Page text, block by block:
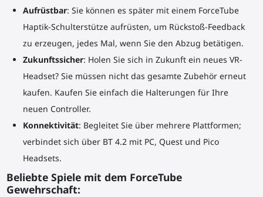
Aufrüstbar: Sie können es später mit einem ForceTube
Haptik-Schulterstütze aufrüsten, um Rückstoß-Feedback
zu erzeugen, jedes Mal, wenn Sie den Abzug betätigen.
Zukunftssicher: Holen Sie sich in Zukunft ein neues VR-
Headset? Sie müssen nicht das gesamte Zubehör erneut
kaufen. Kaufen Sie einfach die Halterungen für Ihre
neuen Controller.
Konnektivität: Begleitet Sie über mehrere Plattformen;
verbindet sich über BT 4.2 mit PC, Quest und Pico
Headsets.
Beliebte Spiele mit dem ForceTube
Gewehrschaft: